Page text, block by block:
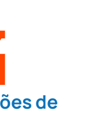
de